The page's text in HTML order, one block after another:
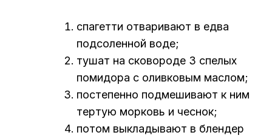
спагетти отваривают в едва
подсоленной воде;
тушат на сковороде 3 спелых
помидора с оливковым маслом;
постепенно подмешивают к ним
тертую морковь и чеснок;
потом выкладывают в блендер